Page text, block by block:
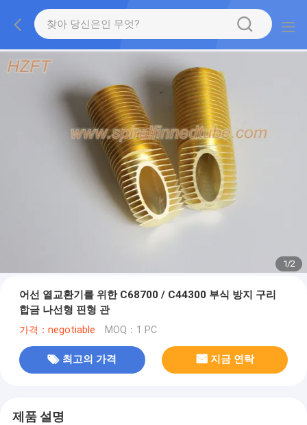
1/2
어선 열교환기를 위한 C68700 / C44300 부식 방지 구리
합금 나선형 핀형 관
가격：negotiable MOQ：1 PC
최고의 가격 지금 연락
제품 설명